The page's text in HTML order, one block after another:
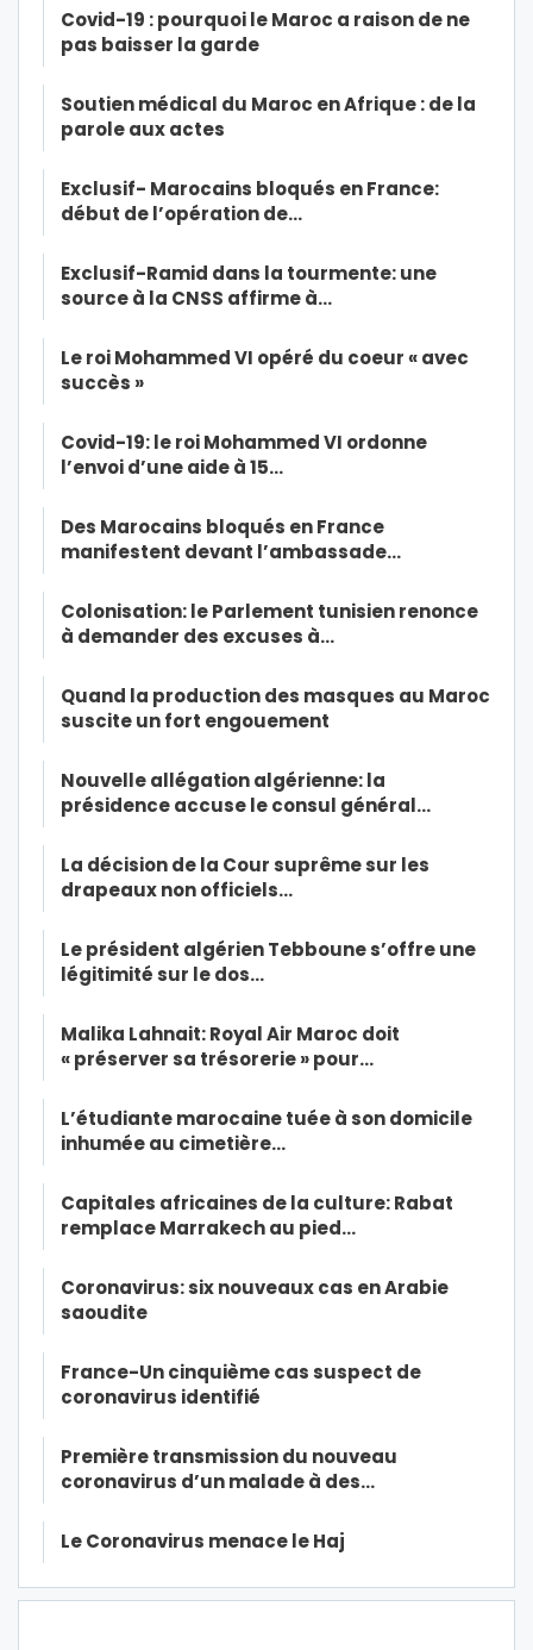
Covid-19 : pourquoi le Maroc a raison de ne
pas baisser la garde
Soutien médical du Maroc en Afrique : de la
parole aux actes
Exclusif- Marocains bloqués en France:
début de l’opération de…
Exclusif-Ramid dans la tourmente: une
source à la CNSS affirme à…
Le roi Mohammed VI opéré du coeur « avec
succès »
Covid-19: le roi Mohammed VI ordonne
l’envoi d’une aide à 15…
Des Marocains bloqués en France
manifestent devant l’ambassade…
Colonisation: le Parlement tunisien renonce
à demander des excuses à…
Quand la production des masques au Maroc
suscite un fort engouement
Nouvelle allégation algérienne: la
présidence accuse le consul général…
La décision de la Cour suprême sur les
drapeaux non officiels…
Le président algérien Tebboune s’offre une
légitimité sur le dos…
Malika Lahnait: Royal Air Maroc doit
« préserver sa trésorerie » pour…
L’étudiante marocaine tuée à son domicile
inhumée au cimetière…
Capitales africaines de la culture: Rabat
remplace Marrakech au pied…
Coronavirus: six nouveaux cas en Arabie
saoudite
France-Un cinquième cas suspect de
coronavirus identifié
Première transmission du nouveau
coronavirus d’un malade à des…
Le Coronavirus menace le Haj